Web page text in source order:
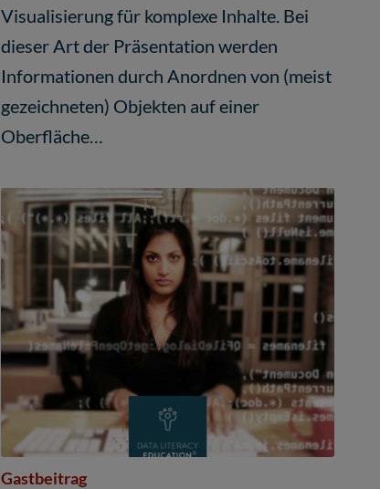
Visualisierung für komplexe Inhalte. Bei
dieser Art der Präsentation werden
Informationen durch Anordnen von (meist
gezeichneten) Objekten auf einer
Oberfläche…
Gastbeitrag